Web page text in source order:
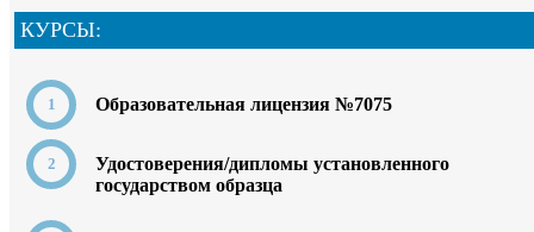
КУРСЫ:
Образовательная лицензия №7075
Удостоверения/дипломы установленного
государством образца